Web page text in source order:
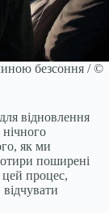
безсоння / ©
відновлення
як ми
поширені
процес,